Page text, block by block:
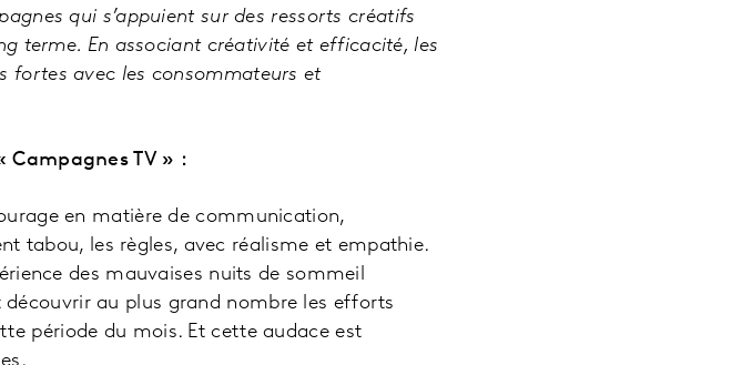
qui s’appuient sur des ressorts créatifs
terme. En associant créativité et efficacité, les
fortes avec les consommateurs et
TV » :
en matière de communication,
tabou, les règles, avec réalisme et empathie.
des mauvaises nuits de sommeil
au plus grand nombre les efforts
période du mois. Et cette audace est